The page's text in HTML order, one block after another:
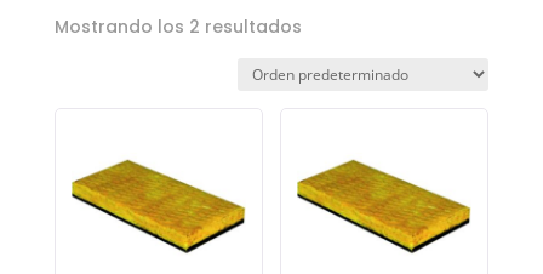
Mostrando los 2 resultados